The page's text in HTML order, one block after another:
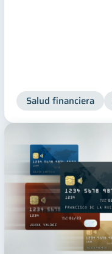
Bienestar financiero
Salud financiera